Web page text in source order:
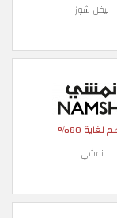
ليفل شوز
80%
نمشي